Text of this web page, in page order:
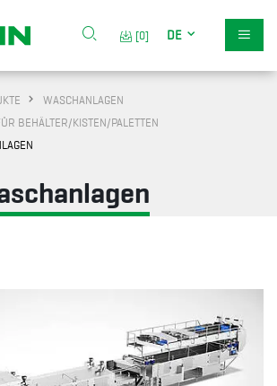
[0] DE
WASCHANLAGEN
BEHÄLTER/KISTEN/PALETTEN